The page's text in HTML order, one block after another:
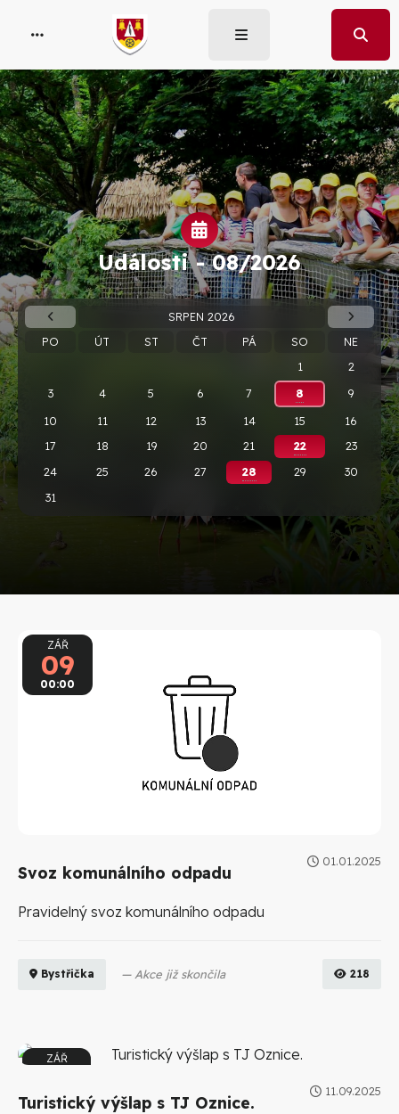
Události -08/2026
SRPEN 2026
PO
ÚT ST ČT PÁ SO
NE
1
2
3
4 5 6 7 8
9
10
11 12 13 14 15
16
17
18 19 20 21 22
23
24
25 26 27 28 29
30
31
ZÁŘ
09
00:00
01.01.2025
Svoz komunálního odpadu
Pravidelný svoz komunálního odpadu
Bystřička Akce již skončila 218
ZÁŘ
10:30 11.09.2025
Turistický výšlap s TJ Oznice.